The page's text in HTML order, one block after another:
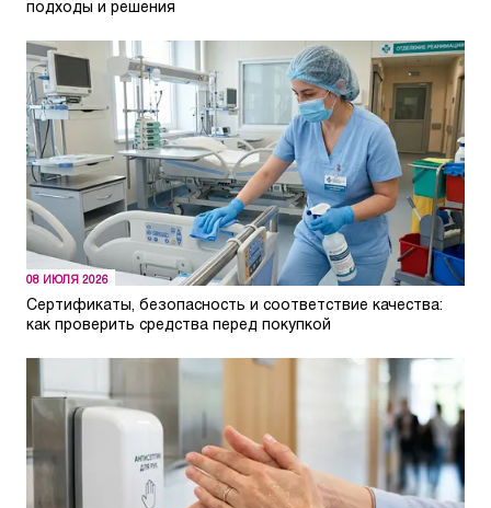
подходы и решения
08 ИЮЛЯ 2026
Сертификаты, безопасность и соответствие качества:
как проверить средства перед покупкой